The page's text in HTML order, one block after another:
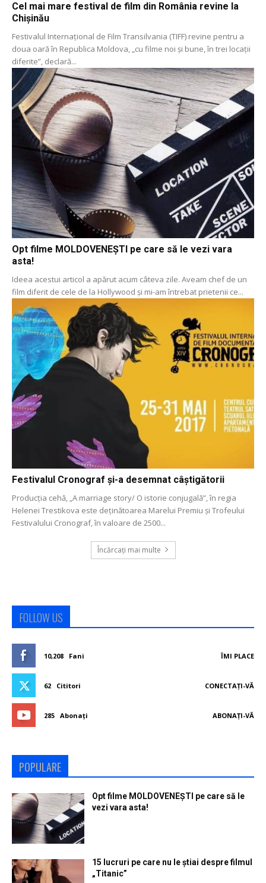
Cel mai mare festival de film din România revine la
Chișinău
Festivalul Internațional de Film Transilvania (TIFF) revine pentru a
doua oară în Republica Moldova, „cu filme noi și bune, în trei locații
diferite”, declară...
Opt filme MOLDOVENEȘTI pe care să le vezi vara
asta!
Ideea acestui articol a apărut acum câteva zile. Aveam chef de un
film diferit de cele de la Hollywood și mi-am întrebat prietenii ce...
Festivalul Cronograf și-a desemnat câștigătorii
Producția cehă, „A marriage story/ O istorie conjugală”, în regia
Helenei Trestikova este deținătoarea Marelui Premiu şi Trofeului
Festivalului Cronograf, în valoare de 2500...
Încărcați mai multe
FOLLOW US
10,208 Fani ÎMI PLACE
62 Cititori CONECTAȚI-VĂ
285 Abonați ABONAȚI-VĂ
POPULARE
Opt filme MOLDOVENEȘTI pe care să le
vezi vara asta!
15 lucruri pe care nu le ştiai despre filmul
„Titanic”